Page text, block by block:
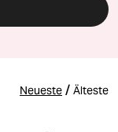
Neueste / Älteste